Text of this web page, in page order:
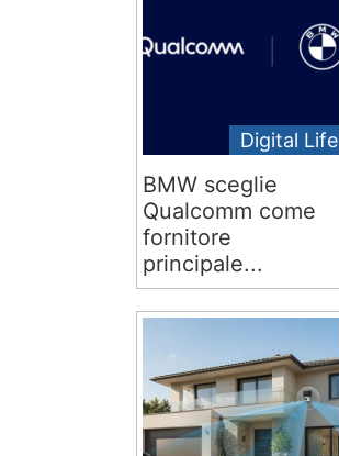
Digital Life
BMW sceglie
Qualcomm come
fornitore
principale...